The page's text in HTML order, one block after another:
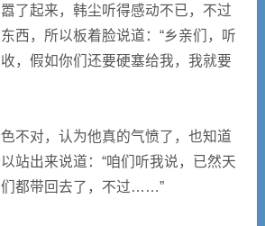
了起来，韩尘听得感动不已，不过
西，所以板着脸说道：“乡亲们，听
，假如你们还要硬塞给我，我就要
不对，认为他真的气愤了，也知道
站出来说道：“咱们听我说，已然天
们都带回去了，不过……”